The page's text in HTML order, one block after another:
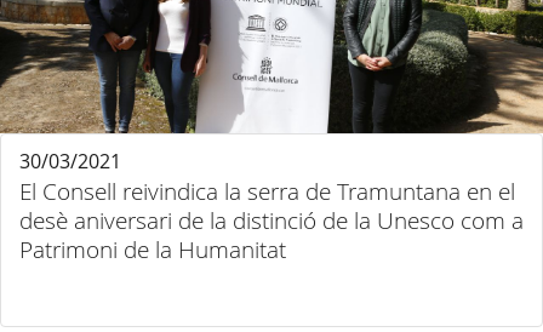
El Consell reivindica la serra de Tramuntana en el
desè aniversari de la distinció de la Unesco com a
Patrimoni de la Humanitat
30/03/2021